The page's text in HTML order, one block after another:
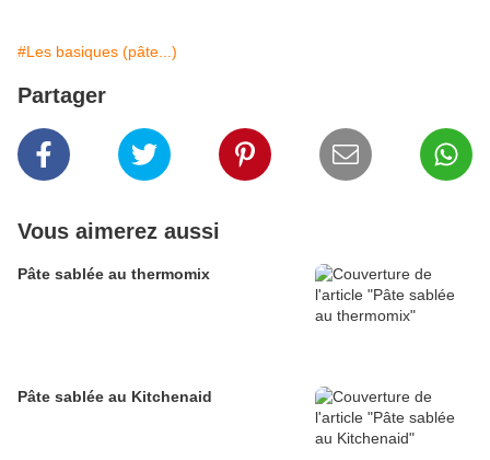
#Les basiques (pâte...)
Partager
Vous aimerez aussi
Pâte sablée au thermomix
Pâte sablée au Kitchenaid